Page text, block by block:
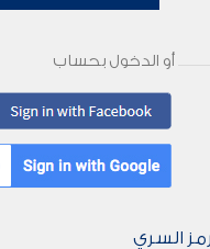
أو الدخول بحساب
السري